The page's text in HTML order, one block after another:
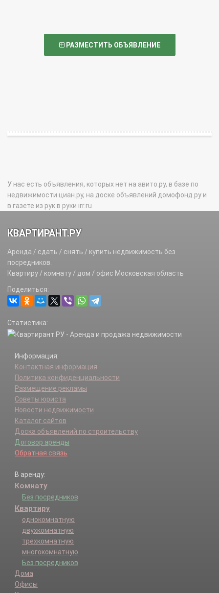
РАЗМЕСТИТЬ ОБЪЯВЛЕНИЕ
У нас есть объявления, которых нет на авито.ру, в базе по
недвижимости циан.ру, на доске объявлений домофонд.ру и
в газете из рук в руки irr.ru
КВАРТИРАНТ.РУ
Аренда / сдать / снять / купить недвижимость без
посредников.
Квартиру / комнату / дом / офис Московская область
Поделиться:
Статистика:
Информация:
Контактная информация
Политика конфиденциальности
Размещение рекламы
Советы юриста
Новости недвижимости
Каталог сайтов
Доска объявлений по строительству
Договор аренды
Обратная связь
В аренду:
Комнату
Без посредников
Квартиру
однокомнатную
двухкомнатную
трехкомнатную
многокомнатную
Без посредников
Дома
Офисы